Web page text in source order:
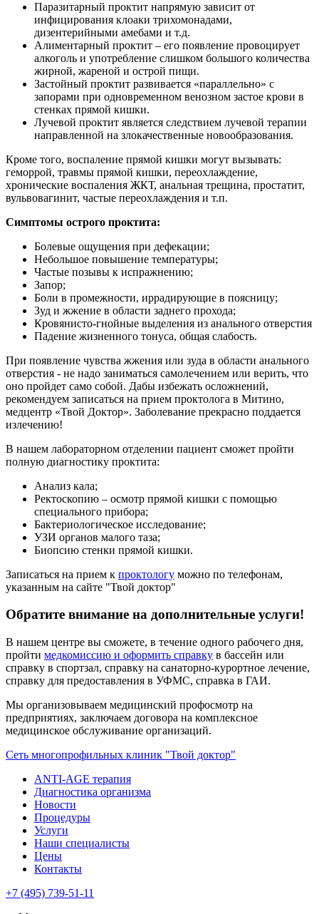
Паразитарный проктит напрямую зависит от
инфицирования клоаки трихомонадами,
дизентерийными амебами и т.д.
Алиментарный проктит – его появление провоцирует
алкоголь и употребление слишком большого количества
жирной, жареной и острой пищи.
Застойный проктит развивается «параллельно» с
запорами при одновременном венозном застое крови в
стенках прямой кишки.
Лучевой проктит является следствием лучевой терапии
направленной на злокачественные новообразования.
Кроме того, воспаление прямой кишки могут вызывать:
геморрой, травмы прямой кишки, переохлаждение,
хронические воспаления ЖКТ, анальная трещина, простатит,
вульвовагинит, частые переохлаждения и т.п.
Симптомы острого проктита:
Болевые ощущения при дефекации;
Небольшое повышение температуры;
Частые позывы к испражнению;
Запор;
Боли в промежности, иррадирующие в поясницу;
Зуд и жжение в области заднего прохода;
Кровянисто-гнойные выделения из анального отверстия
Падение жизненного тонуса, общая слабость.
При появление чувства жжения или зуда в области анального
отверстия - не надо заниматься самолечением или верить, что
оно пройдет само собой. Дабы избежать осложнений,
рекомендуем записаться на прием проктолога в Митино,
медцентр «Твой Доктор». Заболевание прекрасно поддается
излечению!
В нашем лабораторном отделении пациент сможет пройти
полную диагностику проктита:
Анализ кала;
Ректоскопию – осмотр прямой кишки с помощью
специального прибора;
Бактериологическое исследование;
УЗИ органов малого таза;
Биопсию стенки прямой кишки.
Записаться на прием к проктологу можно по телефонам,
указанным на сайте "Твой доктор"
Обратите внимание на дополнительные услуги!
В нашем центре вы сможете, в течение одного рабочего дня,
пройти медкомиссию и оформить справку в бассейн или
справку в спортзал, справку на санаторно-курортное лечение,
справку для предоставления в УФМС, справка в ГАИ.
Мы организовываем медицинский профосмотр на
предприятиях, заключаем договора на комплексное
медицинское обслуживание организаций.
Сеть многопрофильных клиник "Твой доктор"
ANTI-AGE терапия
Диагностика организма
Новости
Процедуры
Услуги
Наши специалисты
Цены
Контакты
+7 (495) 739-51-11